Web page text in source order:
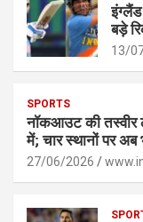
बड़े
13/
SPORTS
नॉकआउट की
में; चार स्थानों पर
27/06/2026